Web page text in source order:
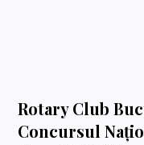
Rotary Club
Concursul